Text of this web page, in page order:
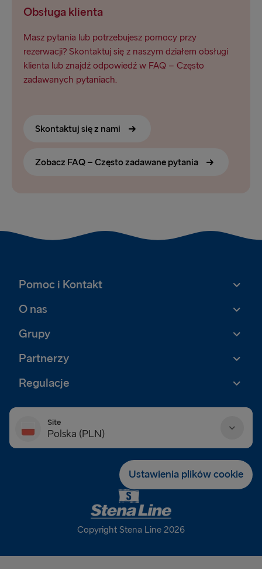
Obsługa klienta
Masz pytania lub potrzebujesz pomocy przy
rezerwacji? Skontaktuj się z naszym działem obsługi
klienta lub znajdź odpowiedź w FAQ – Często
zadawanych pytaniach.
Skontaktuj się z nami
Zobacz FAQ – Często zadawane pytania
Pomoc i Kontakt
O nas
Grupy
Partnerzy
Regulacje
Site
Polska (PLN)
Ustawienia plików cookie
Copyright Stena Line 2026